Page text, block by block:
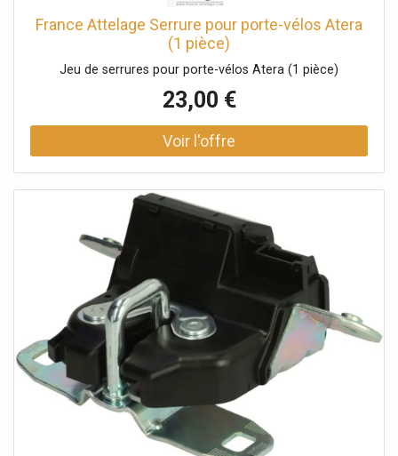
France Attelage Serrure pour porte-vélos Atera
(1 pièce)
Jeu de serrures pour porte-vélos Atera (1 pièce)
23,00 €